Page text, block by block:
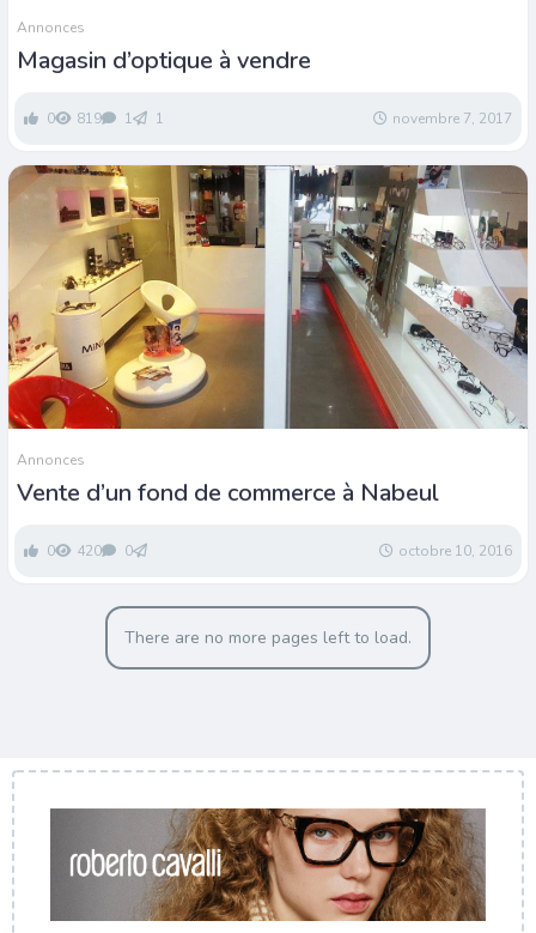
Annonces
Magasin d’optique à vendre
0 819 1 1 novembre 7, 2017
Annonces
Vente d’un fond de commerce à Nabeul
0 420 0 octobre 10, 2016
There are no more pages left to load.